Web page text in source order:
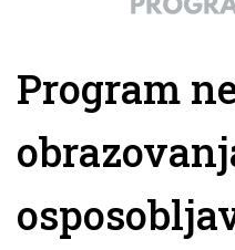
Program